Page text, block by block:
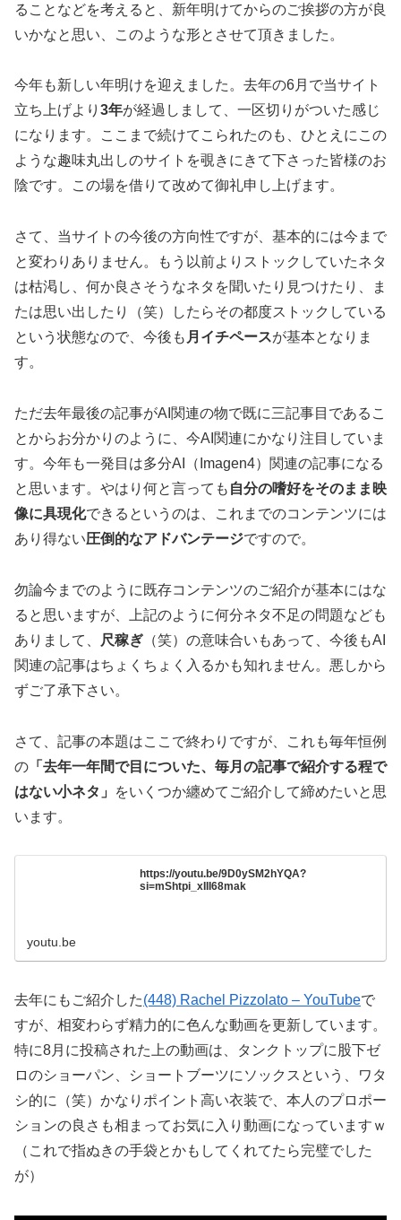
ることなどを考えると、新年明けてからのご挨拶の方が良
いかなと思い、このような形とさせて頂きました。
今年も新しい年明けを迎えました。去年の6月で当サイト
立ち上げより 3年が経過しまして、一区切りがついた感じ
になります。ここまで続けてこられたのも、ひとえにこの
ような趣味丸出しのサイトを覗きにきて下さった皆様のお
陰です。この場を借りて改めて御礼申し上げます。
さて、当サイトの今後の方向性ですが、基本的には今まで
と変わりありません。もう以前よりストックしていたネタ
は枯渇し、何か良さそうなネタを聞いたり見つけたり、ま
たは思い出したり（笑）したらその都度ストックしている
という状態なので、今後も 月イチペースが基本となりま
す。
ただ去年最後の記事がAI関連の物で既に三記事目であるこ
とからお分かりのように、今AI関連にかなり注目していま
す。今年も一発目は多分AI（Imagen4）関連の記事になる
と思います。やはり何と言っても 自分の嗜好をそのまま映
像に具現化できるというのは、これまでのコンテンツには
あり得ない圧倒的なアドバンテージですので。
勿論今までのように既存コンテンツのご紹介が基本にはな
ると思いますが、上記のように何分ネタ不足の問題なども
ありまして、
尺稼ぎ （笑）の意味合いもあって、今後もAI
関連の記事はちょくちょく入るかも知れません。悪しから
ずご了承下さい。
さて、記事の本題はここで終わりですが、これも毎年恒例
の 「去年一年間で目についた、毎月の記事で紹介する程で
はない小ネタ」
をいくつか纏めてご紹介して締めたいと思
います。
https://youtu.be/9D0ySM2hYQA?
si=mShtpi_xIII68mak
youtu.be
去年にもご紹介した(448) Rachel Pizzolato – YouTubeで
すが、相変わらず精力的に色んな動画を更新しています。
特に8月に投稿された上の動画は、タンクトップに股下ゼ
ロのショーパン、ショートブーツにソックスという、ワタ
シ的に（笑）かなりポイント高い衣装で、本人のプロポー
ションの良さも相まってお気に入り動画になっていますｗ
（これで指ぬきの手袋とかもしてくれてたら完璧でした
が）